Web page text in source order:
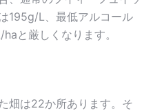
195g/L、最低アルコール
と厳しくなります。
畑は22か所あります。そ